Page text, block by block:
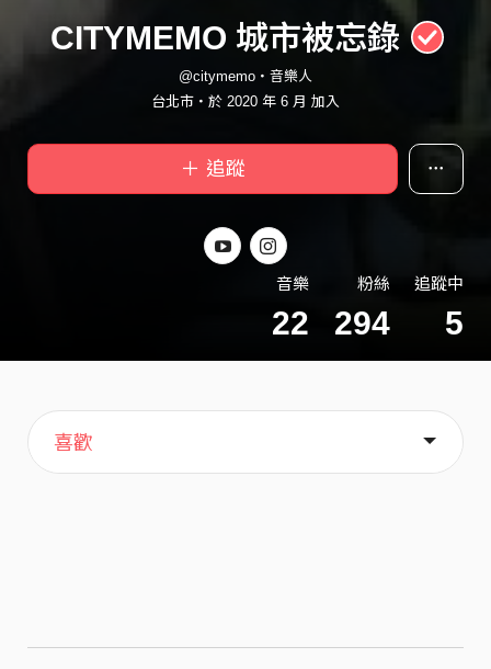
CITYMEMO 城市被忘錄
@citymemo・音樂人
台北市・於 2020 年 6 月 加入
＋ 追蹤
音樂
22
粉絲
294
追蹤中
5
主頁
音樂
喜歡
關於